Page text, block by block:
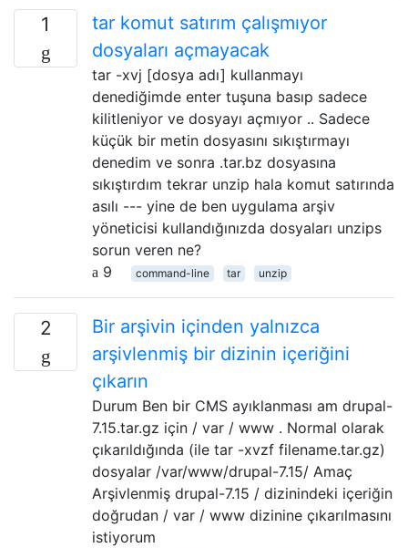
1
tar komut satırım çalışmıyor
dosyaları açmayacak
tar -xvj [dosya adı] kullanmayı
denediğimde enter tuşuna basıp sadece
kilitleniyor ve dosyayı açmıyor .. Sadece
küçük bir metin dosyasını sıkıştırmayı
denedim ve sonra .tar.bz dosyasına
sıkıştırdım tekrar unzip hala komut satırında
asılı --- yine de ben uygulama arşiv
yöneticisi kullandığınızda dosyaları unzips
sorun veren ne?
9
command-line tar unzip
2
Bir arşivin içinden yalnızca
arşivlenmiş bir dizinin içeriğini
çıkarın
Durum Ben bir CMS ayıklanması am drupal-
7.15.tar.gz için / var / www . Normal olarak
çıkarıldığında (ile tar -xvzf filename.tar.gz)
dosyalar /var/www/drupal-7.15/ Amaç
Arşivlenmiş drupal-7.15 / dizinindeki içeriğin
doğrudan / var / www dizinine çıkarılmasını
istiyorum